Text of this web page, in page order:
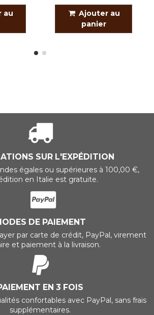
au
Ajouter au
panier
SUR L'EXPÉDITION
égales ou supérieures à 100,00 €,
en Italie est gratuite.
DE PAIEMENT
par carte de crédit, PayPal, virement
et paiement à la livraison.
EN 3 FOIS
confortables avec PayPal, sans frais
supplémentaires.